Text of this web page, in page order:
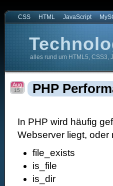
CSS HTML JavaScript
alles rund um HTML5, CSS3,
PHP
Aug
15
In PHP wird häufig
Webserver liegt, oder
file_exists
is_file
is_dir